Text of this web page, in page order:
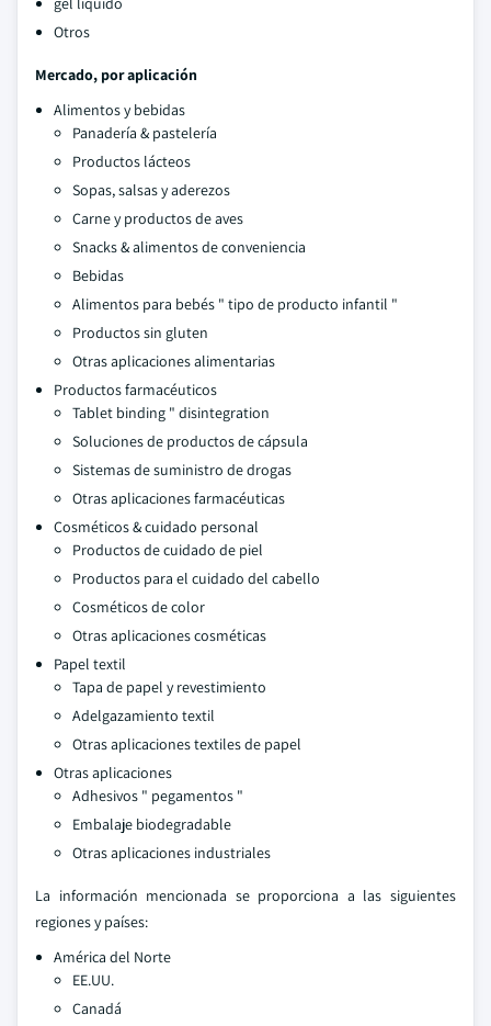
Otros
Mercado, por aplicación
Alimentos y bebidas
Panadería & pastelería
Productos lácteos
Sopas, salsas y aderezos
Carne y productos de aves
Snacks & alimentos de conveniencia
Bebidas
Alimentos para bebés " tipo de producto infantil "
Productos sin gluten
Otras aplicaciones alimentarias
Productos farmacéuticos
Tablet binding " disintegration
Soluciones de productos de cápsula
Sistemas de suministro de drogas
Otras aplicaciones farmacéuticas
Cosméticos & cuidado personal
Productos de cuidado de piel
Productos para el cuidado del cabello
Cosméticos de color
Otras aplicaciones cosméticas
Papel textil
Tapa de papel y revestimiento
Adelgazamiento textil
Otras aplicaciones textiles de papel
Otras aplicaciones
Adhesivos " pegamentos "
Embalaje biodegradable
Otras aplicaciones industriales
La información mencionada se proporciona a las siguientes
regiones y países:
América del Norte
EE.UU.
Canadá